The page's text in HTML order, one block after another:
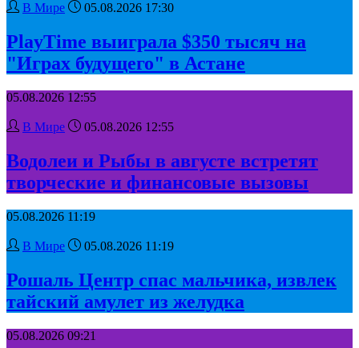
В Мире 05.08.2026 17:30
PlayTime выиграла $350 тысяч на
"Играх будущего" в Астане
05.08.2026 12:55
В Мире 05.08.2026 12:55
Водолеи и Рыбы в августе встретят
творческие и финансовые вызовы
05.08.2026 11:19
В Мире 05.08.2026 11:19
Рошаль Центр спас мальчика, извлек
тайский амулет из желудка
05.08.2026 09:21